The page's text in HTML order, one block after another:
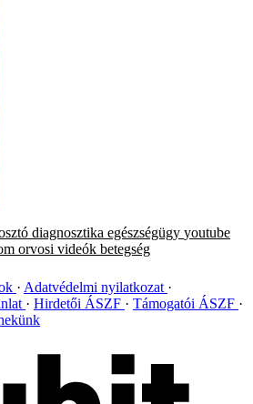
diagnosztika egészségügy youtube
orvosi videók betegség
Adatvédelmi nyilatkozat
Hirdetői ÁSZF
Támogatói ÁSZF